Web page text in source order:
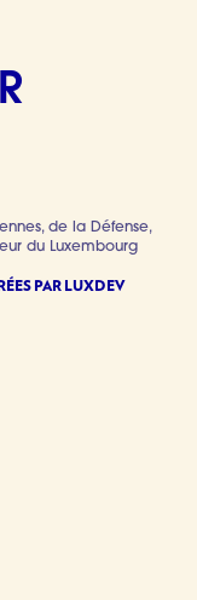
de la Défense,
du Luxembourg
PAR LUXDEV